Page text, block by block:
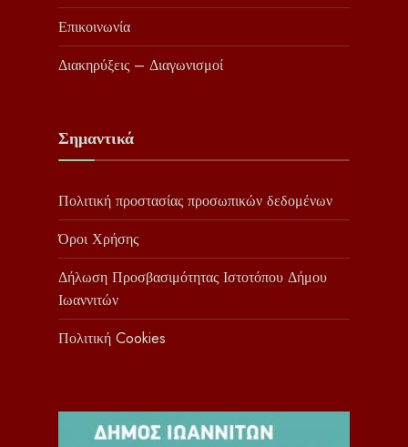
Επικοινωνία
Διακηρύξεις – Διαγωνισμοί
Σημαντικά
Πολιτική προστασίας προσωπικών δεδομένων
Όροι Χρήσης
Δήλωση Προσβασιμότητας Ιστοτόπου Δήμου
Ιωαννιτών
Πολιτική Cookies